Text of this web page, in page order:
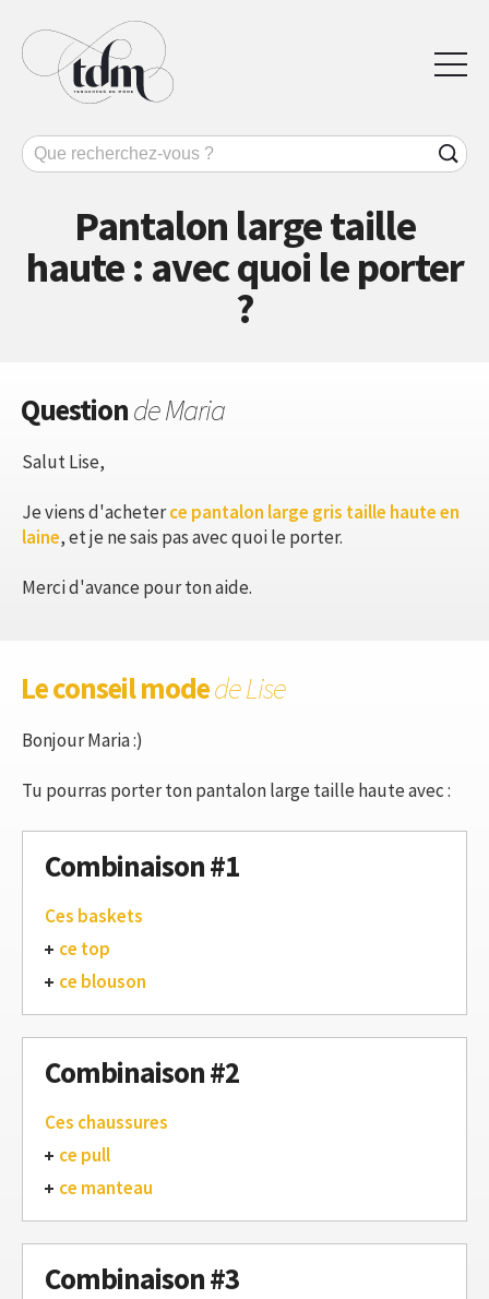
Pantalon large taille
haute : avec quoi le porter
?
Questionde Maria
Salut Lise,
Je viens d'acheterce pantalon large gris taille haute en
laine, et je ne sais pas avec quoi le porter.
Merci d'avance pour ton aide.
Le conseil modede Lise
Bonjour Maria :)
Tu pourras porter ton pantalon large taille haute avec :
Combinaison #1
Ces baskets
ce top
ce blouson
Combinaison #2
Ces chaussures
ce pull
ce manteau
Combinaison #3